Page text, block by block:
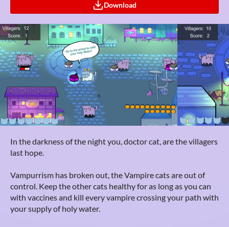
Download
In the darkness of the night you, doctor cat, are the villagers
last hope.
Vampurrism has broken out, the Vampire cats are out of
control. Keep the other cats healthy for as long as you can
with vaccines and kill every vampire crossing your path with
your supply of holy water.